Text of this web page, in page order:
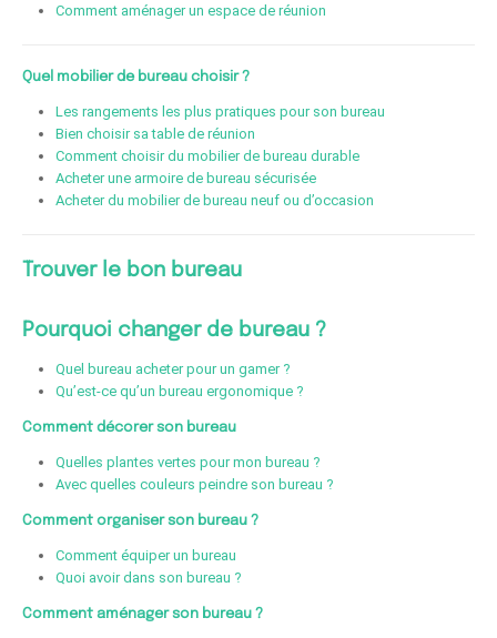
Comment aménager un espace de réunion
Quel mobilier de bureau choisir ?
Les rangements les plus pratiques pour son bureau
Bien choisir sa table de réunion
Comment choisir du mobilier de bureau durable
Acheter une armoire de bureau sécurisée
Acheter du mobilier de bureau neuf ou d’occasion
Trouver le bon bureau
Pourquoi changer de bureau ?
Quel bureau acheter pour un gamer ?
Qu’est-ce qu’un bureau ergonomique ?
Comment décorer son bureau
Quelles plantes vertes pour mon bureau ?
Avec quelles couleurs peindre son bureau ?
Comment organiser son bureau ?
Comment équiper un bureau
Quoi avoir dans son bureau ?
Comment aménager son bureau ?